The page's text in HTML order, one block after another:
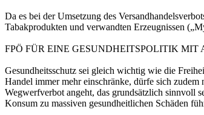
Da es bei der Umsetzung des
Tabakprodukten und verwandten Erzeugnissen
FPÖ FÜR EINE GESUNDHEITSPOLITIK
Gesundheitsschutz sei gleich wichtig wie die
Handel immer mehr einschränke, dürfe sich
Wegwerfverbot angeht, das grundsätzlich sinnvoll
Konsum zu massiven gesundheitlichen Schäden